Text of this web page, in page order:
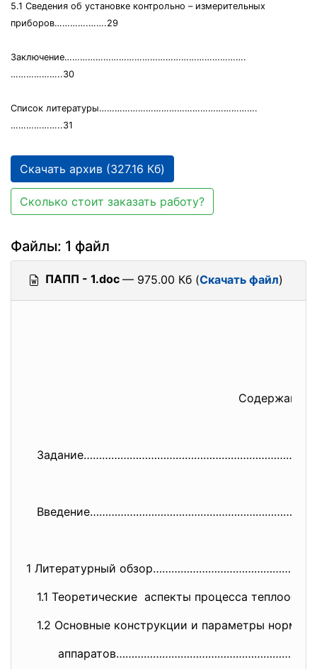
5.1 Сведения об установке контрольно – измерительных
приборов………….…….29
Заключение…………………………………………………………….
………………..30
Список литературы…………………………………………………….
………………..31
Скачать архив (327.16 Кб)
Сколько стоит заказать работу?
Файлы: 1 файл
ПАПП - 1.doc — 975.00 Кб (Скачать файл)
Содержание
Задание……………………………………………………………
Введение…………………………………………………………
1 Литературный
1.1 Теоретические аспекты процесса
1.2 Основные конструкции и параметры
аппаратов………………………………………………………